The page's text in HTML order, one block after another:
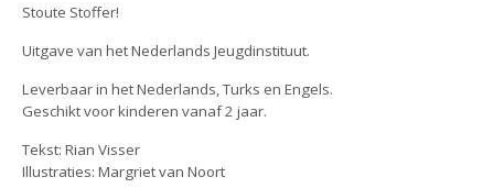
Stoute Stoffer!
Uitgave van het Nederlands Jeugdinstituut.
Leverbaar in het Nederlands, Turks en Engels.
Geschikt voor kinderen vanaf 2 jaar.
Tekst: Rian Visser
Illustraties: Margriet van Noort